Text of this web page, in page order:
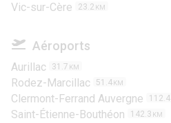
Vic-sur-Cère 23.2 KM
Aéroports
Aurillac 31.7 KM
Rodez-Marcillac 51.4 KM
Clermont-Ferrand Auvergne 112.4
Saint-Étienne-Bouthéon 142.3 KM